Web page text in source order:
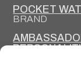
POCKET
BRAND